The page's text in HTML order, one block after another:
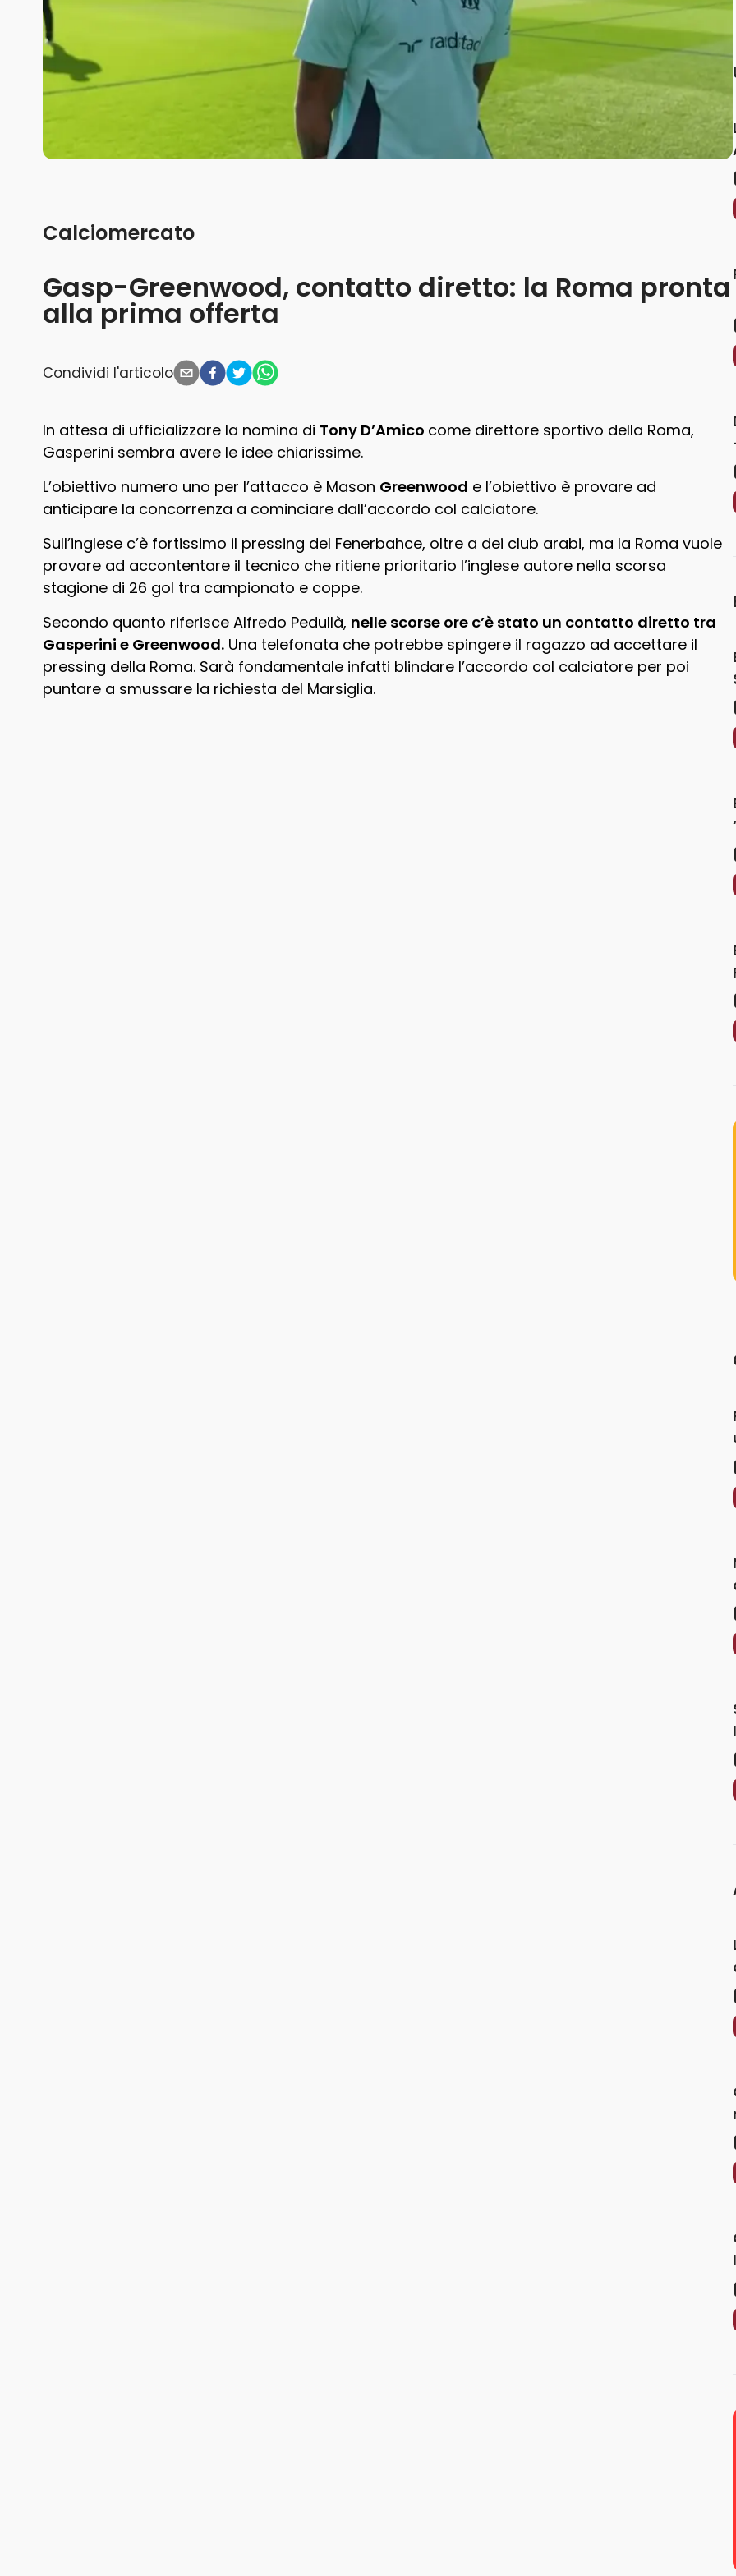
Gasp-Greenwood, contatto diretto: la Roma pronta
alla prima offerta
Calciomercato
Condividi l'articolo
In attesa di ufficializzare la nomina di Tony D’Amico come direttore sportivo della Roma,
Gasperini sembra avere le idee chiarissime.
L’obiettivo numero uno per l’attacco è Mason Greenwood e l’obiettivo è provare ad
anticipare la concorrenza a cominciare dall’accordo col calciatore.
Sull’inglese c’è fortissimo il pressing del Fenerbahce, oltre a dei club arabi, ma la Roma vuole
provare ad accontentare il tecnico che ritiene prioritario l’inglese autore nella scorsa
stagione di 26 gol tra campionato e coppe.
Secondo quanto riferisce Alfredo Pedullà, nelle scorse ore c’è stato un contatto diretto tra
Gasperini e Greenwood. Una telefonata che potrebbe spingere il ragazzo ad accettare il
pressing della Roma. Sarà fondamentale infatti blindare l’accordo col calciatore per poi
puntare a smussare la richiesta del Marsiglia.